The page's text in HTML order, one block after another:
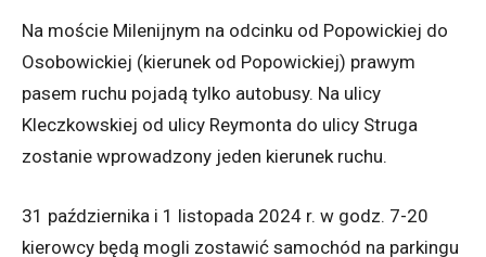
Na moście Milenijnym na odcinku od Popowickiej do
Osobowickiej (kierunek od Popowickiej) prawym
pasem ruchu pojadą tylko autobusy. Na ulicy
Kleczkowskiej od ulicy Reymonta do ulicy Struga
zostanie wprowadzony jeden kierunek ruchu.
31 października i 1 listopada 2024 r. w godz. 7-20
kierowcy będą mogli zostawić samochód na parkingu